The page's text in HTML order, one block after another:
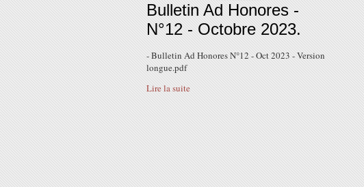
Bulletin Ad Honores -
N°12 - Octobre 2023.
- Bulletin Ad Honores N°12 - Oct 2023 - Version
longue.pdf
Lire la suite